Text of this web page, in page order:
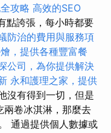
攻略 高效的SEO
點誇張，每小時都要
防治的費用與服務項
，提供各種豐富餐
公司，為你提供解決
永和護理之家，提供
沒有得到一切，但是
兩卷冰淇淋，那麼去
通過提供個人數據或